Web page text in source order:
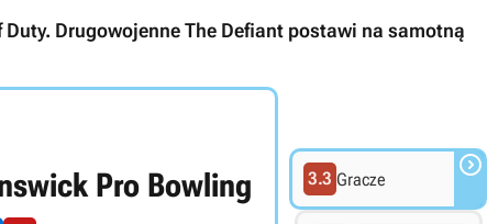
Duty. Drugowojenne The Defiant postawi na samotną
Pro Bowling 3.3 Gracze 